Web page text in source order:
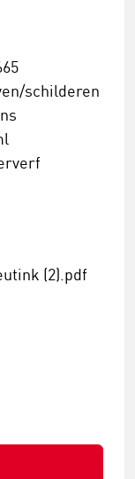
schilderen
(2).pdf